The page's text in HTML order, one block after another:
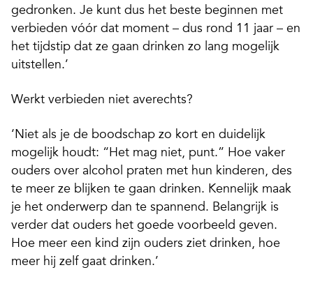
gedronken. Je kunt dus het beste beginnen met
verbieden vóór dat moment – dus rond 11 jaar – en
het tijdstip dat ze gaan drinken zo lang mogelijk
uitstellen.’
Werkt verbieden niet averechts?
‘Niet als je de boodschap zo kort en duidelijk
mogelijk houdt: “Het mag niet, punt.” Hoe vaker
ouders over alcohol praten met hun kinderen, des
te meer ze blijken te gaan drinken. Kennelijk maak
je het onderwerp dan te spannend. Belangrijk is
verder dat ouders het goede voorbeeld geven.
Hoe meer een kind zijn ouders ziet drinken, hoe
meer hij zelf gaat drinken.’